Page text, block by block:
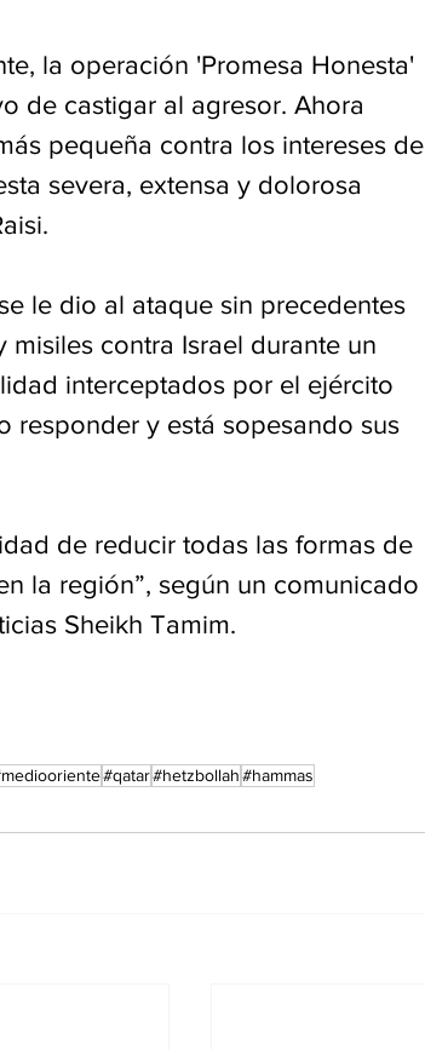
la operación 'Promesa Honesta'
de castigar al agresor. Ahora
pequeña contra los intereses de
severa, extensa y dolorosa
le dio al ataque sin precedentes
misiles contra Israel durante un
interceptados por el ejército
responder y está sopesando sus
de reducir todas las formas de
la región”, según un comunicado
Sheikh Tamim.
#qatar#hetzbollah#hammas